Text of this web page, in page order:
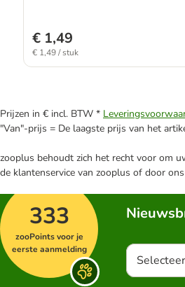
€ 1,49
€ 1,49 / stuk
Prijzen in € incl. BTW *
"Van"-prijs = De laagste prijs van het
zooplus behoudt zich het recht voor om
de klantenservice van zooplus of door
333
zooPoints voor je
eerste aanmelding